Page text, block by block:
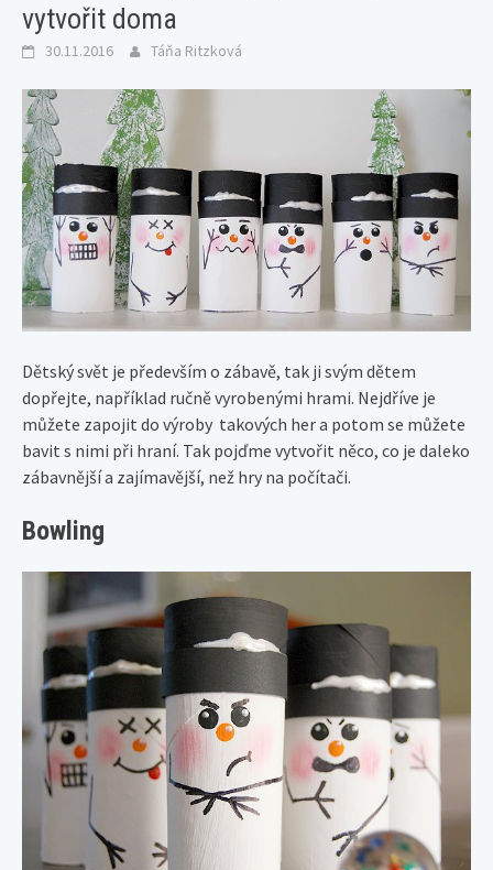
vytvořit doma
30.11.2016 Táňa Ritzková
Dětský svět je především o zábavě, tak ji svým dětem
dopřejte, například ručně vyrobenými hrami. Nejdříve je
můžete zapojit do výroby takových her a potom se můžete
bavit s nimi při hraní. Tak pojďme vytvořit něco, co je daleko
zábavnější a zajímavější, než hry na počítači.
Bowling